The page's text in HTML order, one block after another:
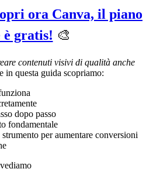
ora Canva, il piano
è gratis! 🎨
contenuti visivi di qualità anche
in questa guida scopriamo:
dopo passo
fondamentale
per aumentare conversioni